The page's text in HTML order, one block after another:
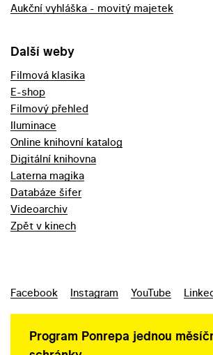
Aukční vyhláška - movitý majetek
Další weby
Filmová klasika
E-shop
Filmový přehled
Iluminace
Online knihovní katalog
Digitální knihovna
Laterna magika
Databáze šifer
Videoarchiv
Zpět v kinech
Facebook Instagram YouTube
Program Ponrepa jednou